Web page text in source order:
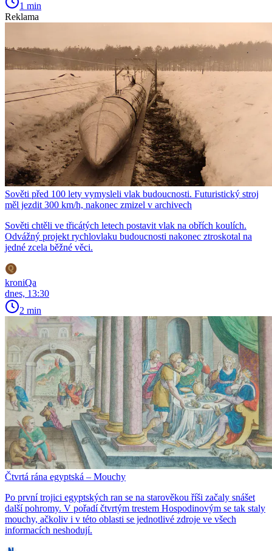
1 min
Reklama
Sověti před 100 lety vymysleli vlak budoucnosti. Futuristický stroj
měl jezdit 300 km/h, nakonec zmizel v archivech
Sověti chtěli ve třicátých letech postavit vlak na obřích koulích.
Odvážný projekt rychlovlaku budoucnosti nakonec ztroskotal na
jedné zcela běžné věci.
kroniQa
dnes, 13:30
2 min
Čtvrtá rána egyptská – Mouchy
Po první trojici egyptských ran se na starověkou říši začaly snášet
další pohromy. V pořadí čtvrtým trestem Hospodinovým se tak staly
mouchy, ačkoliv i v této oblasti se jednotlivé zdroje ve všech
informacích neshodují.